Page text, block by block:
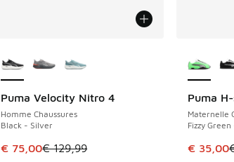
Puma Velocity Nitro 4
Homme Chaussures
Black - Silver
Cet article est en promotion. Prix en baisse
€ 75,00€ 129,99
ÉCONOMISE 54 € Puma
Maternelle
Fizzy
Cet
€ 35,00